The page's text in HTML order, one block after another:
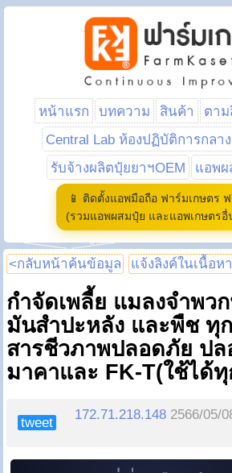
หน้าแรก บทความ สินค้า ตา
Central Lab ห้องปฏิบัติการกลาง
รับจ้างผลิตปุ๋ยยาฯOEM
แอพผ
📱 ติดตั้งแอพมือถือ ฟาร์มเกษตร
(รวมแอพผสมปุ๋ย และแอพเกษตร
<กลับหน้าค้นข้อมูล แจ้งลิงค์ในเนื้อห
กำจัดเพลี้ย แมลงจำพว
มันสำปะหลัง และพืช ทุ
สารชีวภาพปลอดภัย ป
มาคาและ FK-T(ใช้ได้
tweet
172.71.218.148 2566/05/